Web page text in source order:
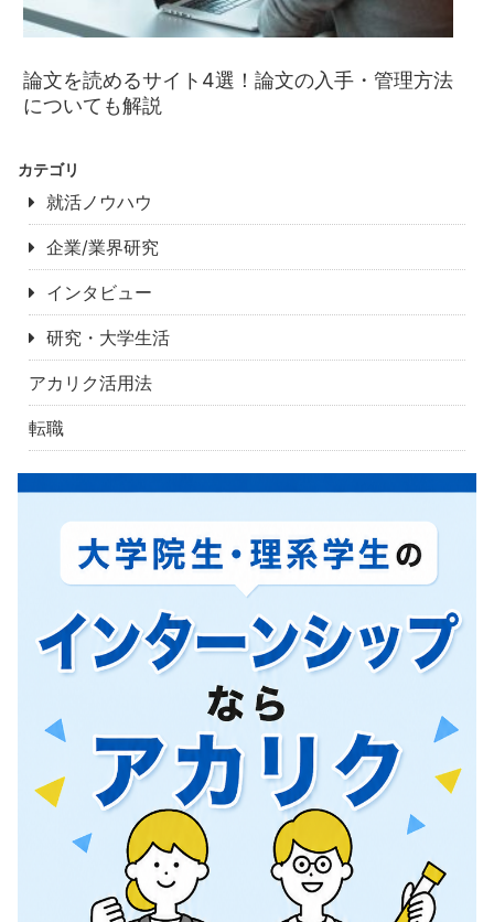
論文を読めるサイト4選！論文の入手・管理方法
についても解説
カテゴリ
就活ノウハウ
企業/業界研究
インタビュー
研究・大学生活
アカリク活用法
転職